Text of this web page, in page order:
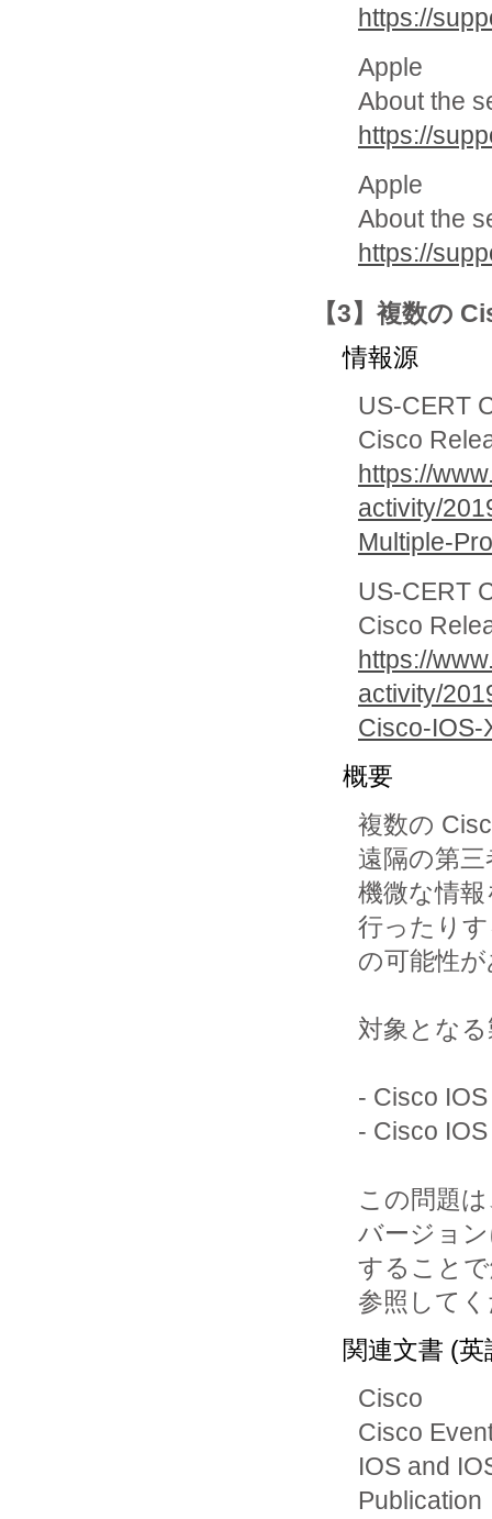
https://
Apple
About the
https://
Apple
About the
https://
【3】複数の
情報源
US-CERT
Cisco
https://
activity/
Multiple-
US-CERT
Cisco
https://
activity/
Cisco-IOS-
概要
複数の
遠隔の第
機微な情
行ったり
の可能性
対象とな
- Cisco
- Cisco
この問題
バージョ
すること
参照して
関連文書 (英
Cisco
Cisco
IOS and
Publication